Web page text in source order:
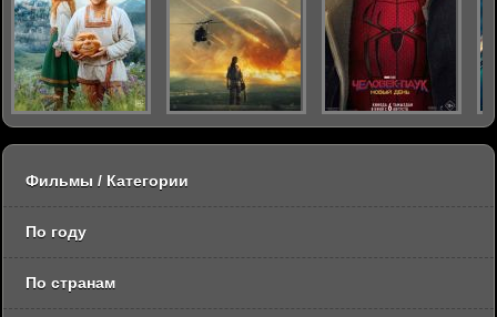
Фильмы / Категории
По году
По странам